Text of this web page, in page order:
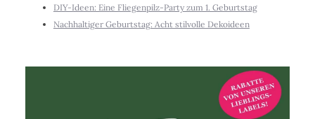
DIY-Ideen: Eine Fliegenpilz-Party zum 1. Geburtstag
Nachhaltiger Geburtstag: Acht stilvolle Dekoideen